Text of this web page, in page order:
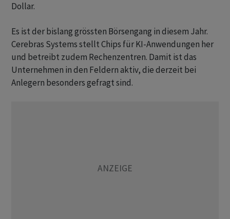
Dollar.
Es ist der bislang grössten Börsengang in diesem Jahr.
Cerebras Systems stellt Chips für KI-Anwendungen her
und betreibt zudem Rechenzentren. Damit ist das
Unternehmen in den Feldern aktiv, die derzeit bei
Anlegern besonders gefragt sind.